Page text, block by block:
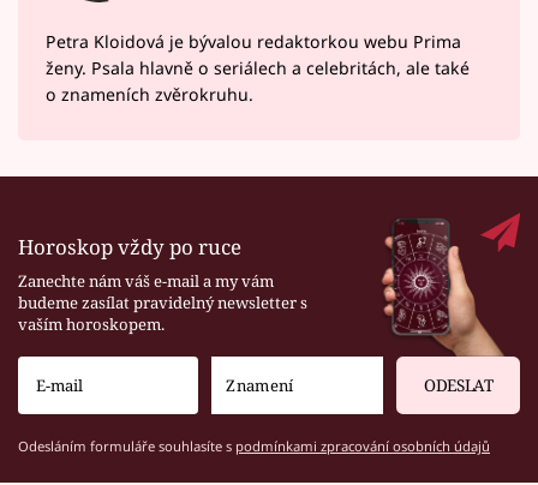
Petra Kloidová je bývalou redaktorkou webu Prima
ženy. Psala hlavně o seriálech a celebritách, ale také
o znameních zvěrokruhu.
Horoskop vždy po ruce
Zanechte nám váš e-mail a my vám
budeme zasílat pravidelný newsletter s
vaším horoskopem.
ODESLAT
Odesláním formuláře souhlasíte s podmínkami zpracování osobních údajů